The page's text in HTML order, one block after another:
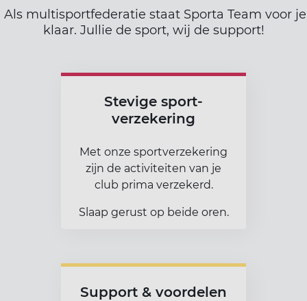
Als multisportfederatie staat Sporta Team voor je
klaar. Jullie de sport, wij de support!
Stevige sport-
verzekering
Met onze sportverzekering
zijn de activiteiten van je
club prima verzekerd.
Slaap gerust op beide oren.
Support & voordelen